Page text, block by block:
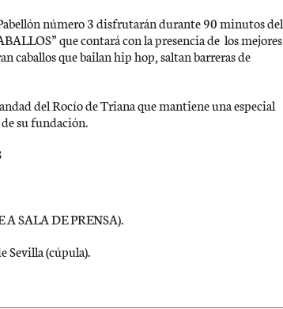
número 3 disfrutarán durante 90 minutos del
que contará con la presencia de los mejores
caballos que bailan hip hop, saltan barreras de
del Rocío de Triana que mantiene una especial
su fundación.
A SALA DE PRENSA).
Sevilla (cúpula).